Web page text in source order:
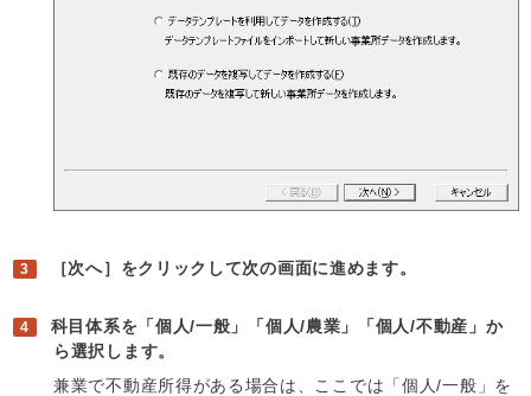
［次へ］をクリックして次の画面に進めます。
科目体系を「個人/一般」「個人/農業」「個人/不動産」か
ら選択します。
兼業で不動産所得がある場合は、ここでは「個人/一般」を